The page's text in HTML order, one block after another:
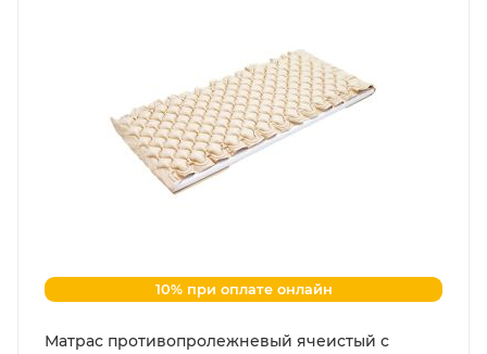
10% при оплате онлайн
Матрас противопролежневый ячеистый с